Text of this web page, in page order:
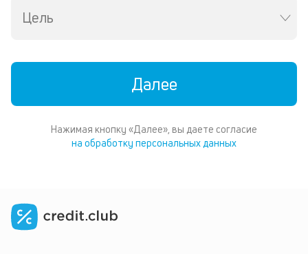
Цель
Далее
Нажимая кнопку «Далее», вы даете согласие
на обработку персональных данных